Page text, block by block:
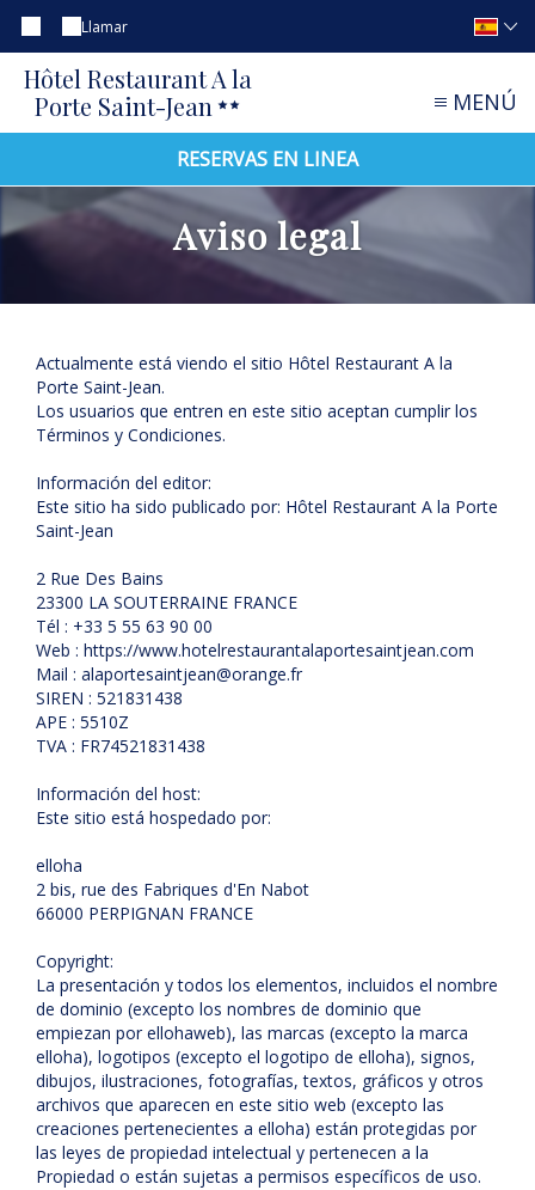
Llamar
Hôtel Restaurant A la
Porte Saint-Jean
MENÚ
RESERVAS EN LINEA
Aviso legal
Actualmente está viendo el sitio Hôtel Restaurant A la
Porte Saint-Jean.
Los usuarios que entren en este sitio aceptan cumplir los
Términos y Condiciones.
Información del editor:
Este sitio ha sido publicado por: Hôtel Restaurant A la Porte
Saint-Jean
2 Rue Des Bains
23300 LA SOUTERRAINE FRANCE
Tél : +33 5 55 63 90 00
Web : https://www.hotelrestaurantalaportesaintjean.com
Mail : alaportesaintjean@orange.fr
SIREN : 521831438
APE : 5510Z
TVA : FR74521831438
Información del host:
Este sitio está hospedado por:
elloha
2 bis, rue des Fabriques d'En Nabot
66000 PERPIGNAN FRANCE
Copyright:
La presentación y todos los elementos, incluidos el nombre
de dominio (excepto los nombres de dominio que
empiezan por ellohaweb), las marcas (excepto la marca
elloha), logotipos (excepto el logotipo de elloha), signos,
dibujos, ilustraciones, fotografías, textos, gráficos y otros
archivos que aparecen en este sitio web (excepto las
creaciones pertenecientes a elloha) están protegidas por
las leyes de propiedad intelectual y pertenecen a la
Propiedad o están sujetas a permisos específicos de uso.